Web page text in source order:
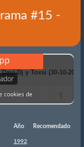
#15 -
Año Recomendado
1992